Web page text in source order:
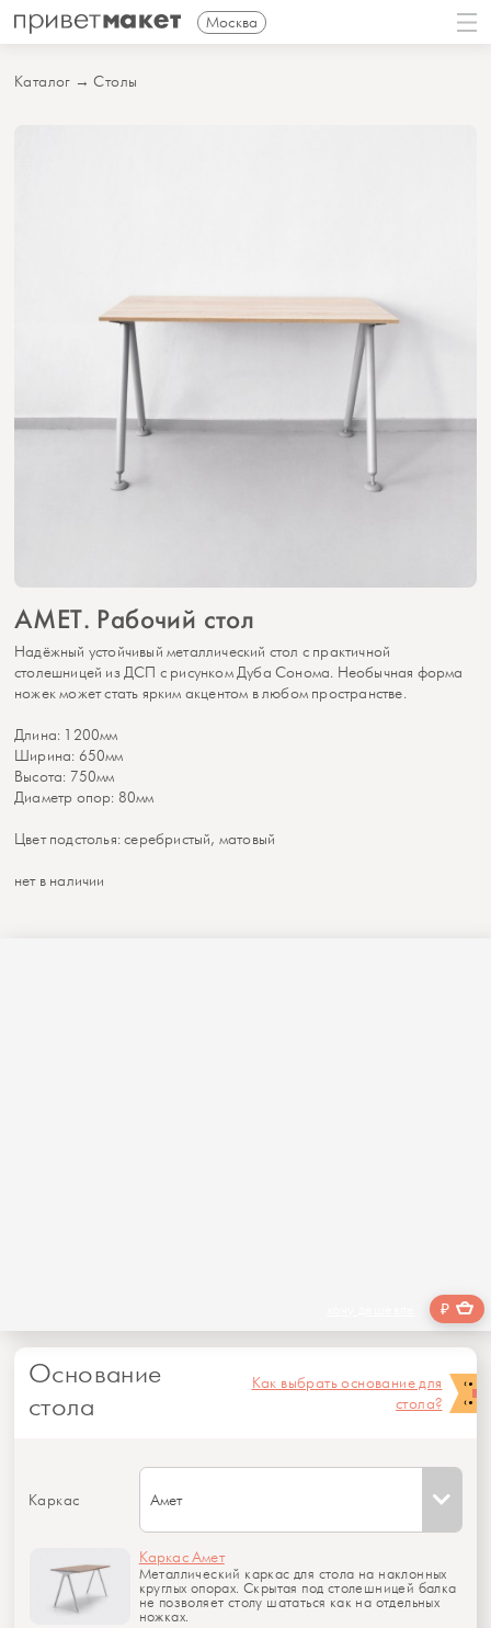
Москва
Каталог →Столы
АМЕТ. Рабочий стол
Надёжный устойчивый металлический стол с практичной
столешницей из ДСП с рисунком Дуба Сонома. Необычная форма
ножек может стать ярким акцентом в любом пространстве.
Длина: 1200мм
Ширина: 650мм
Высота: 750мм
Диаметр опор: 80мм
Цвет подстолья: серебристый, матовый
нет в наличии
₽
Основание
стола
Как выбрать основание для
стола?
Каркас Амет
Каркас Амет
Металлический каркас для стола на наклонных
круглых опорах. Cкрытая под столешницей балка
не позволяет столу шататься как на отдельных
ножках.